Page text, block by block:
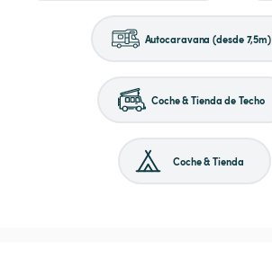
Autocaravana (desde 7,5m)
Coche & Tienda de Techo
Coche & Tienda